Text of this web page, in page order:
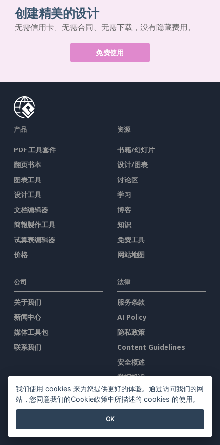
创建精美的设计
无需信用卡、无需合同、无需下载，没有隐藏费用。
免费使用
产品
PDF 工具套件
翻页书本
图表工具
设计工具
文档编辑器
簡報製作工具
试算表编辑器
价格
资源
书籍/幻灯片
设计/图表
讨论区
学习
博客
知识
免费工具
网站地图
公司
关于我们
新闻中心
媒体工具包
联系我们
法律
服务条款
AI Policy
隐私政策
Content Guidelines
安全概述
举报投诉
与我们联系
我们使用 cookies 来为您提供更好的体验。通过访问我们的网
站，您同意我们的Cookie政策中所描述的 cookies 的使用。
OK